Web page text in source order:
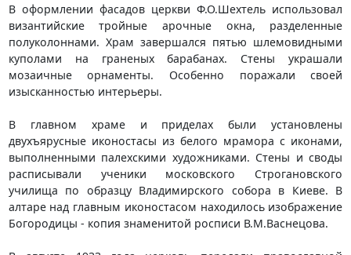
В оформлении фасадов церкви Ф.О.Шехтель использовал
византийские тройные арочные окна, разделенные
полуколоннами. Храм завершался пятью шлемовидными
куполами на граненых барабанах. Стены украшали
мозаичные орнаменты. Особенно поражали своей
изысканностью интерьеры.
В главном храме и приделах были установлены
двухъярусные иконостасы из белого мрамора с иконами,
выполненными палехскими художниками. Стены и своды
расписывали ученики московского Строгановского
училища по образцу Владимирского собора в Киеве. В
алтаре над главным иконостасом находилось изображение
Богородицы - копия знаменитой росписи В.М.Васнецова.